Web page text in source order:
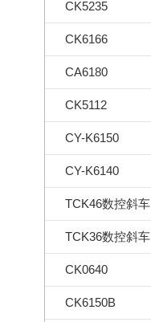
CK5235
CK6166
CA6180
CK5112
CY-K6150
CY-K6140
TCK46数控斜车
TCK36数控斜车
CK0640
CK6150B